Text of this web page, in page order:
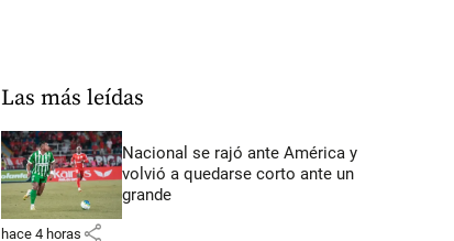
Las más leídas
Nacional se rajó ante América y
volvió a quedarse corto ante un
grande
hace 4 horas share